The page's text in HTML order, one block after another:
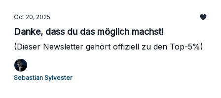
Oct 20, 2025
Danke, dass du das möglich machst!
(Dieser Newsletter gehört offiziell zu den Top-5%)
Sebastian Sylvester